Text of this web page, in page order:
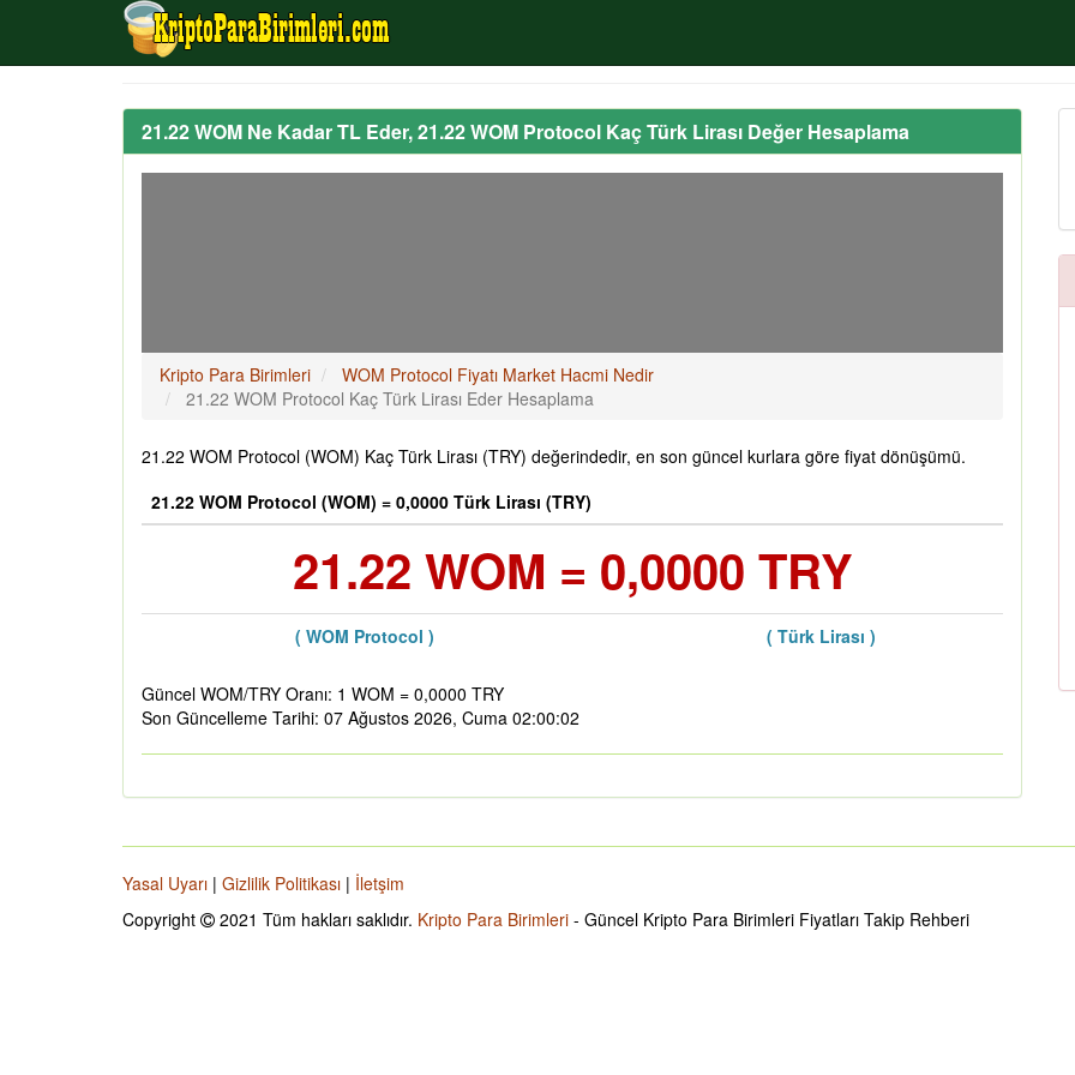
21.22 WOM Ne Kadar TL Eder, 21.22 WOM Protocol Kaç Türk Lirası Değer Hesaplama
Kripto Para Birimleri
WOM Protocol Fiyatı Market Hacmi Nedir
21.22 WOM Protocol Kaç Türk Lirası Eder Hesaplama
21.22 WOM Protocol (WOM) Kaç Türk Lirası (TRY) değerindedir, en son güncel kurlara göre fiyat dönüşümü.
21.22 WOM Protocol (WOM) = 0,0000 Türk Lirası (TRY)
21.22 WOM = 0,0000 TRY
( WOM Protocol ) ( Türk Lirası )
Güncel WOM/TRY Oranı: 1 WOM = 0,0000 TRY
Son Güncelleme Tarihi: 07 Ağustos 2026, Cuma 02:00:02
Yasal Uyarı | Gizlilik Politikası | İletşim
Copyright
2021 Tüm hakları saklıdır. Kripto Para Birimleri - Güncel Kripto Para Birimleri Fiyatları Takip Rehberi